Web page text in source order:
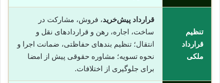
تنظیم
قرارداد
ملکی
قرارداد پیش‌خرید، فروش، مشارکت در
ساخت، اجاره، رهن و قراردادهای نقل و
انتقال؛ تنظیم بندهای حفاظتی، ضمانت اجرا و
نحوه تسویه؛ مشاوره حقوقی پیش از امضا
برای جلوگیری از اختلافات.